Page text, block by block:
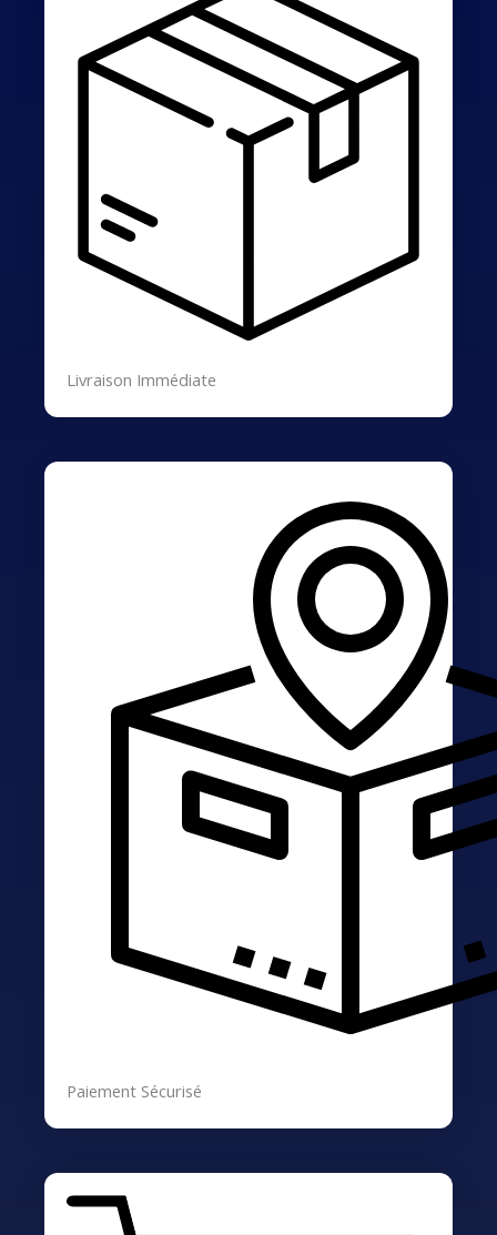
Livraison Immédiate
Paiement Sécurisé